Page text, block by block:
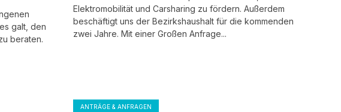
galt, den
beraten.
Elektromobilität und Carsharing zu fördern. Außerdem
beschäftigt uns der Bezirkshaushalt für die kommenden
zwei Jahre. Mit einer Großen Anfrage...
ANTRÄGE & ANFRAGEN